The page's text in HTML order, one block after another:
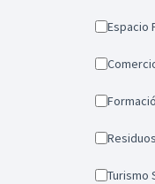
Espacio